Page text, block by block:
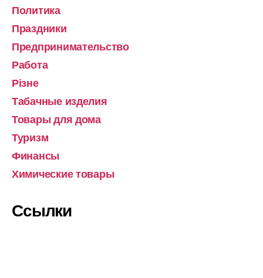
Политика
Праздники
Предпринимательство
Работа
Різне
Табачные изделия
Товары для дома
Туризм
Финансы
Химические товары
Ссылки